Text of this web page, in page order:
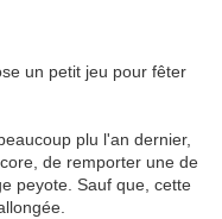
un petit jeu pour fêter
plu l'an dernier,
de remporter une de
peyote. Sauf que, cette